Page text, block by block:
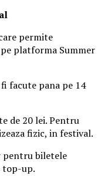
permite
platforma Summer
facute pana pe 14
de 20 lei. Pentru
fizic, in festival.
pentru biletele
top-up.